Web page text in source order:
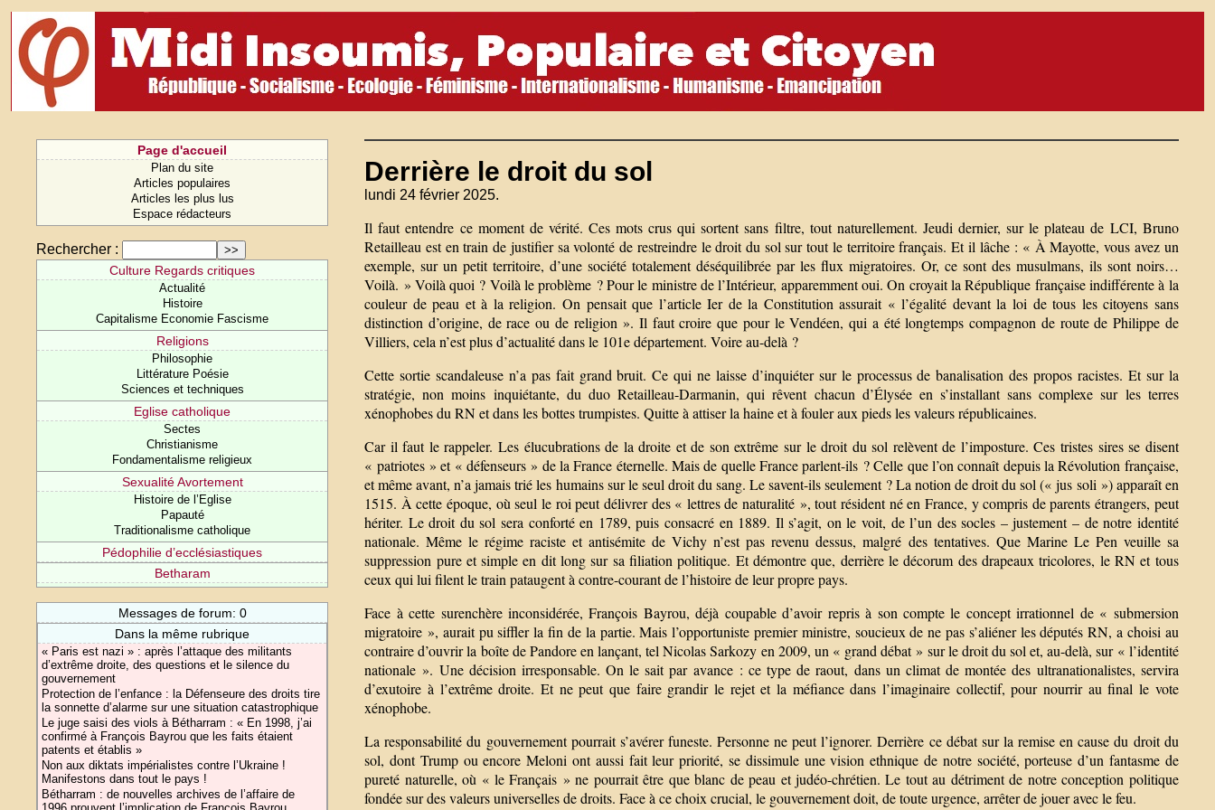
Page d'accueil
Plan du site
Articles populaires
Articles les plus lus
Espace rédacteurs
Rechercher :
Culture Regards critiques
Actualité
Histoire
Capitalisme Economie Fascisme
Religions
Philosophie
Littérature Poésie
Sciences et techniques
Eglise catholique
Sectes
Christianisme
Fondamentalisme religieux
Sexualité Avortement
Histoire de l’Eglise
Papauté
Traditionalisme catholique
Pédophilie d’ecclésiastiques
Betharam
Messages de forum: 0
Dans la même rubrique
« Paris est nazi » : après l’attaque des militants
d’extrême droite, des questions et le silence du
gouvernement
Protection de l’enfance : la Défenseure des droits tire
la sonnette d’alarme sur une situation catastrophique
Le juge saisi des viols à Bétharram : « En 1998, j’ai
confirmé à François Bayrou que les faits étaient
patents et établis »
Non aux diktats impérialistes contre l’Ukraine !
Manifestons dans tout le pays !
Bétharram : de nouvelles archives de l’affaire de
Derrière le droit du sol
lundi 24 février 2025.
Il faut entendre ce moment de vérité. Ces mots crus qui sortent sans filtre, tout naturellement. Jeudi dernier, sur le plateau de LCI, Bruno
Retailleau est en train de justifier sa volonté de restreindre le droit du sol sur tout le territoire français. Et il lâche : « À Mayotte, vous avez un
exemple, sur un petit territoire, d’une société totalement déséquilibrée par les flux migratoires. Or, ce sont des musulmans, ils sont noirs…
Voilà. » Voilà quoi ? Voilà le problème ? Pour le ministre de l’Intérieur, apparemment oui. On croyait la République française indifférente à la
couleur de peau et à la religion. On pensait que l’article Ier de la Constitution assurait « l’égalité devant la loi de tous les citoyens sans
distinction d’origine, de race ou de religion ». Il faut croire que pour le Vendéen, qui a été longtemps compagnon de route de Philippe de
Villiers, cela n’est plus d’actualité dans le 101e département. Voire au-delà ?
Cette sortie scandaleuse n’a pas fait grand bruit. Ce qui ne laisse d’inquiéter sur le processus de banalisation des propos racistes. Et sur la
stratégie, non moins inquiétante, du duo Retailleau-Darmanin, qui rêvent chacun d’Élysée en s’installant sans complexe sur les terres
xénophobes du RN et dans les bottes trumpistes. Quitte à attiser la haine et à fouler aux pieds les valeurs républicaines.
Car il faut le rappeler. Les élucubrations de la droite et de son extrême sur le droit du sol relèvent de l’imposture. Ces tristes sires se disent
« patriotes » et « défenseurs » de la France éternelle. Mais de quelle France parlent-ils ? Celle que l’on connaît depuis la Révolution française,
et même avant, n’a jamais trié les humains sur le seul droit du sang. Le savent-ils seulement ? La notion de droit du sol (« jus soli ») apparaît en
1515. À cette époque, où seul le roi peut délivrer des « lettres de naturalité », tout résident né en France, y compris de parents étrangers, peut
hériter. Le droit du sol sera conforté en 1789, puis consacré en 1889. Il s’agit, on le voit, de l’un des socles – justement – de notre identité
nationale. Même le régime raciste et antisémite de Vichy n’est pas revenu dessus, malgré des tentatives. Que Marine Le Pen veuille sa
suppression pure et simple en dit long sur sa filiation politique. Et démontre que, derrière le décorum des drapeaux tricolores, le RN et tous
ceux qui lui filent le train pataugent à contre-courant de l’histoire de leur propre pays.
Face à cette surenchère inconsidérée, François Bayrou, déjà coupable d’avoir repris à son compte le concept irrationnel de « submersion
migratoire », aurait pu siffler la fin de la partie. Mais l’opportuniste premier ministre, soucieux de ne pas s’aliéner les députés RN, a choisi au
contraire d’ouvrir la boîte de Pandore en lançant, tel Nicolas Sarkozy en 2009, un « grand débat » sur le droit du sol et, au-delà, sur « l’identité
nationale ». Une décision irresponsable. On le sait par avance : ce type de raout, dans un climat de montée des ultranationalistes, servira
d’exutoire à l’extrême droite. Et ne peut que faire grandir le rejet et la méfiance dans l’imaginaire collectif, pour nourrir au final le vote
xénophobe.
La responsabilité du gouvernement pourrait s’avérer funeste. Personne ne peut l’ignorer. Derrière ce débat sur la remise en cause du droit du
sol, dont Trump ou encore Meloni ont aussi fait leur priorité, se dissimule une vision ethnique de notre société, porteuse d’un fantasme de
pureté naturelle, où « le Français » ne pourrait être que blanc de peau et judéo-chrétien. Le tout au détriment de notre conception politique
fondée sur des valeurs universelles de droits. Face à ce choix crucial, le gouvernement doit, de toute urgence, arrêter de jouer avec le feu.